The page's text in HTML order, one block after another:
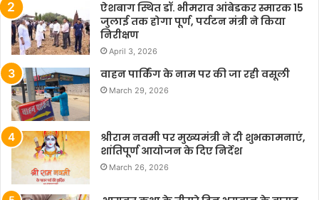
ऐशबाग स्थित डॉ. भीमराव आंबेडकर स्मारक 15
जुलाई तक होगा पूर्ण, पर्यटन मंत्री ने किया
निरीक्षण
April 3, 2026
वाहन पार्किंग के नाम पर की जा रही वसूली
March 29, 2026
श्रीराम नवमी पर मुख्यमंत्री ने दी शुभकामनाएं,
शांतिपूर्ण आयोजन के दिए निर्देश
March 26, 2026